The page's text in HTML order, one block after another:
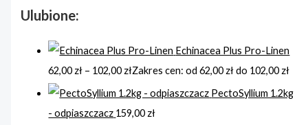
Ulubione:
Echinacea Plus Pro-Linen
62,00 zł – 102,00 złZakres cen: od 62,00 zł do 102,00 zł
PectoSyllium 1.2kg
- odpiaszczacz 159,00 zł